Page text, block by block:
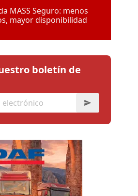
MASS Seguro: menos
mayor disponibilidad
boletín de